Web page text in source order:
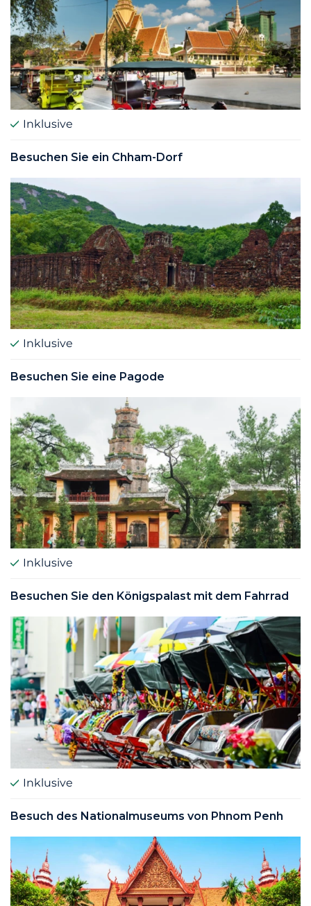
Inklusive
Besuchen Sie ein Chham-Dorf
Inklusive
Besuchen Sie eine Pagode
Inklusive
Besuchen Sie den Königspalast mit dem Fahrrad
Inklusive
Besuch des Nationalmuseums von Phnom Penh